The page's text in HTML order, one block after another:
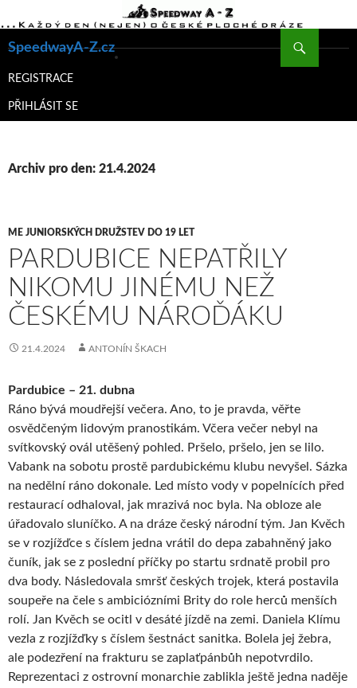
SpeedwayA-Z.cz
K
WEBU
REGISTRACE
PŘIHLÁSIT SE
Archiv pro den: 21.4.2024
ME JUNIORSKÝCH DRUŽSTEV DO 19 LET
PARDUBICE NEPATŘILY
NIKOMU JINÉMU NEŽ
ČESKÉMU NÁROĎÁKU
21.4.2024 ANTONÍN ŠKACH
Pardubice – 21. dubna
Ráno bývá moudřejší večera. Ano, to je pravda, věřte
osvědčeným lidovým pranostikám. Včera večer nebyl na
svítkovský ovál utěšený pohled. Pršelo, pršelo, jen se lilo.
Vabank na sobotu prostě pardubickému klubu nevyšel. Sázka
na nedělní ráno dokonale. Led místo vody v popelnících před
restaurací odhaloval, jak mrazivá noc byla. Na obloze ale
úřadovalo sluníčko. A na dráze český národní tým. Jan Kvěch
se v rozjížďce s číslem jedna vrátil do depa zabahněný jako
čuník, jak se z poslední příčky po startu srdnatě probil pro
dva body. Následovala smršť českých trojek, která postavila
soupeře na čele s ambiciózními Brity do role herců menších
rolí. Jan Kvěch se ocitl v desáté jízdě na zemi. Daniela Klímu
vezla z rozjížďky s číslem šestnáct sanitka. Bolela jej žebra,
ale podezření na frakturu se zaplaťpánbůh nepotvrdilo.
Reprezentaci z ostrovní monarchie zablikla ještě jedna naděje